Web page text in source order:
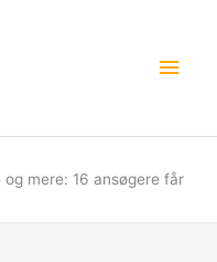
mere: 16 ansøgere får